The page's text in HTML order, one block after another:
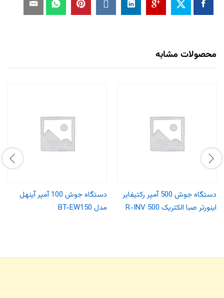
محصولات مشابه
دستگاه جوش 500 آمپر رکتیفایر
اینورتر صبا الکتریک R-INV 500
دستگاه جوش 100 آمپر آینهل
مدل BT-EW150